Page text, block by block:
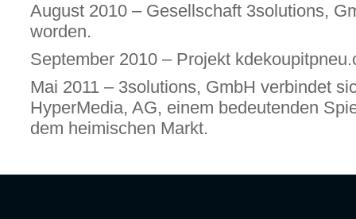
August 2010 – Gesellschaft 3solutions,
worden.
September 2010 – Projekt
Mai 2011 – 3solutions, GmbH verbindet
HyperMedia, AG, einem bedeutenden
dem heimischen Markt.